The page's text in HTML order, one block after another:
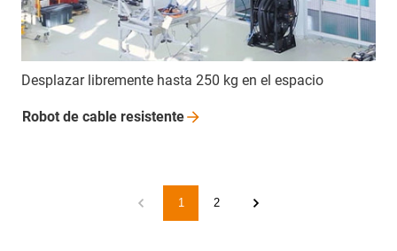
Desplazar libremente hasta 250 kg en el espacio
Robot de cable resistente
1 2